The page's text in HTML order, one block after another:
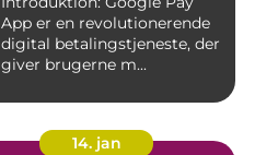
App er en revolutionerende
digital betalingstjeneste, der
giver brugerne m...
14. jan